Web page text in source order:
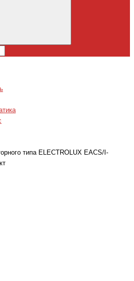
типа ELECTROLUX EACS/I-